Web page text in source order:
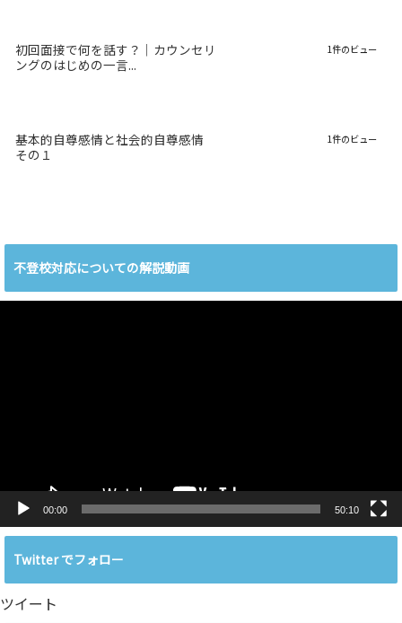
初回面接で何を話す？｜カウンセリ
ングのはじめの一言...
1件のビュー
基本的自尊感情と社会的自尊感情
その１
1件のビュー
不登校対応についての解説動画
00:00 50:10
Twitter でフォロー
ツイート